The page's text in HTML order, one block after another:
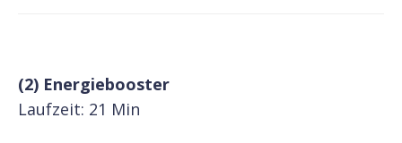
(2) Energiebooster
Laufzeit: 21 Min